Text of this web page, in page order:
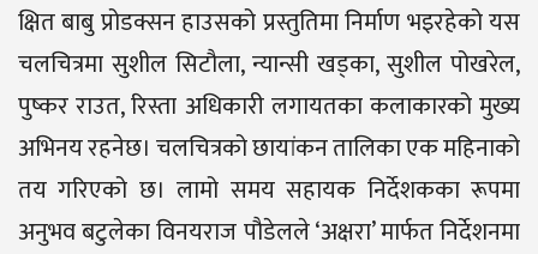
क्षित बाबु प्रोडक्सन हाउसको प्रस्तुतिमा निर्माण भइरहेको यस
चलचित्रमा सुशील सिटौला, न्यान्सी खड्का, सुशील पोखरेल,
पुष्कर राउत, रिस्ता अधिकारी लगायतका कलाकारको मुख्य
अभिनय रहनेछ। चलचित्रको छायांकन तालिका एक महिनाको
तय गरिएको छ। लामो समय सहायक निर्देशकका रूपमा
अनुभव बटुलेका विनयराज पौडेलले ‘अक्षरा’ मार्फत निर्देशनमा